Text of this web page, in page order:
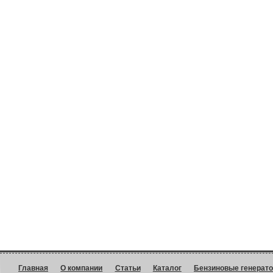
Главная О компании Статьи Каталог Бензиновые